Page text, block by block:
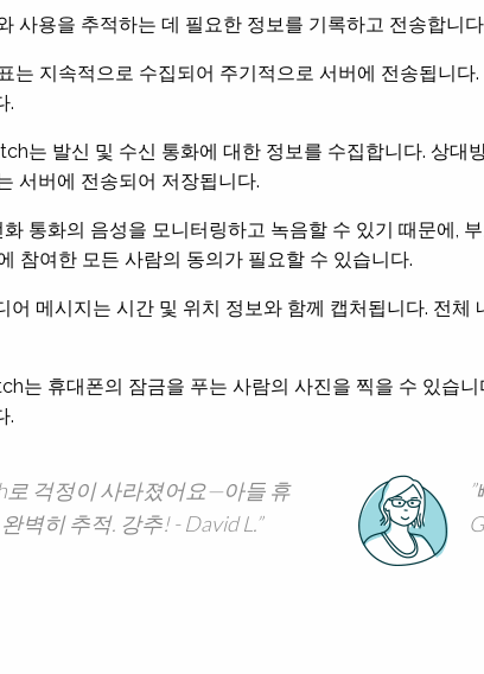
사용을 추적하는 데 필요한 정보를 기록하고 전송합니
는 지속적으로 수집되어 주기적으로 서버에 전송됩니
.
는 발신 및 수신 통화에 대한 정보를 수집합니다. 상대
서버에 전송되어 저장됩니다.
통화의 음성을 모니터링하고 녹음할 수 있기 때문에,
참여한 모든 사람의 동의가 필요할 수 있습니다.
어 메시지는 시간 및 위치 정보와 함께 캡처됩니다. 전
는 휴대폰의 잠금을 푸는 사람의 사진을 찍을 수 있습
.
걱정이 사라졌어요—아들 휴
벽히 추적. 강추! - David L.